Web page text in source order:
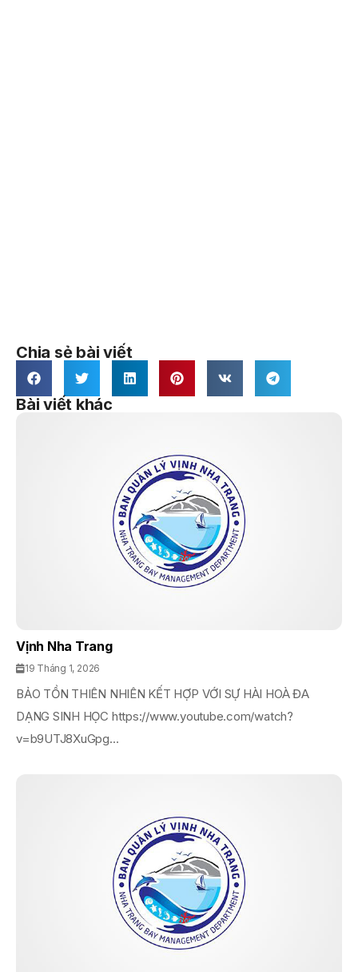
Chia sẻ bài viết
Bài viết khác
Vịnh Nha Trang
19 Tháng 1, 2026
BẢO TỒN THIÊN NHIÊN KẾT HỢP VỚI SỰ HÀI HOÀ ĐA
DẠNG SINH HỌC https://www.youtube.com/watch?
v=b9UTJ8XuGpg...